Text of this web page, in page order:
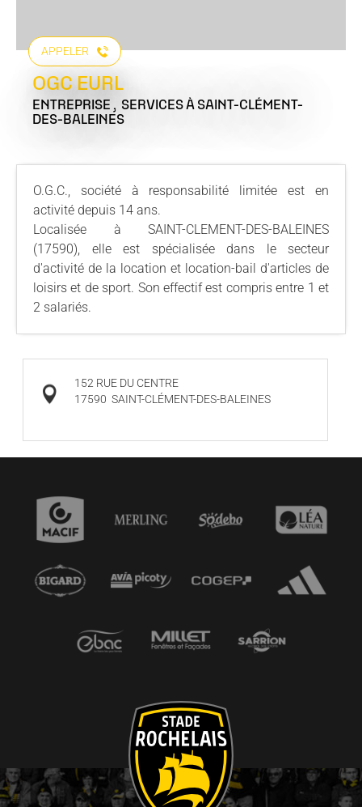
APPELER
OGC EURL
ENTREPRISE , SERVICES À SAINT-CLÉMENT-
DES-BALEINES
O.G.C., société à responsabilité limitée est en
activité depuis 14 ans.
Localisée à SAINT-CLEMENT-DES-BALEINES
(17590), elle est spécialisée dans le secteur
d'activité de la location et location-bail d'articles de
loisirs et de sport. Son effectif est compris entre 1 et
2 salariés.
152 RUE DU CENTRE
17590 SAINT-CLÉMENT-DES-BALEINES